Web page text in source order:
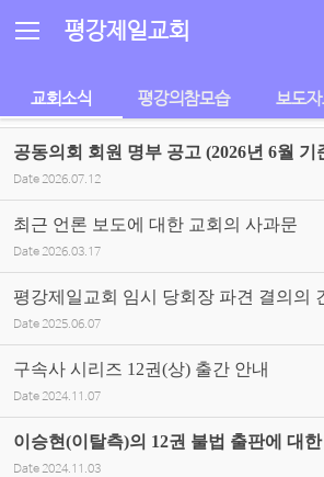
평강제일교회
교회소식 평강의참모습 보도
공동의회 회원 명부 공고 (2026년 6월 기
Date 2026.07.12
최근 언론 보도에 대한 교회의 사과문
Date 2026.03.17
평강제일교회 임시 당회장 파견 결의의
Date 2025.06.07
구속사 시리즈 12권(상) 출간 안내
Date 2024.11.07
이승현(이탈측)의 12권 불법 출판에 대
Date 2024.11.03